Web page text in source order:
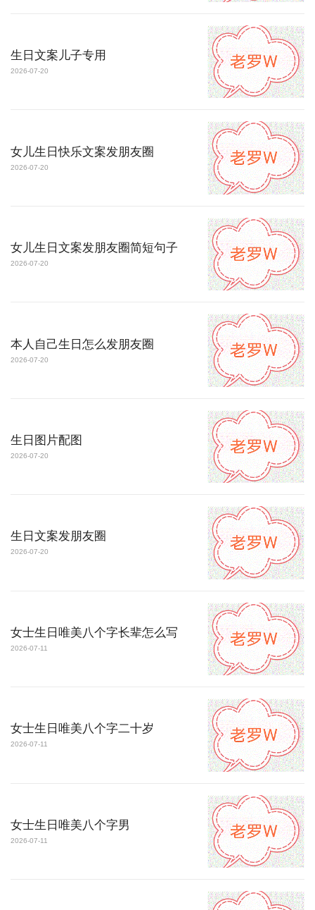
生日文案儿子专用
2026-07-20
女儿生日快乐文案发朋友圈
2026-07-20
女儿生日文案发朋友圈简短句子
2026-07-20
本人自己生日怎么发朋友圈
2026-07-20
生日图片配图
2026-07-20
生日文案发朋友圈
2026-07-20
女士生日唯美八个字长辈怎么写
2026-07-11
女士生日唯美八个字二十岁
2026-07-11
女士生日唯美八个字男
2026-07-11